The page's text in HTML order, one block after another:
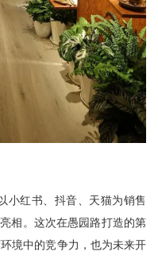
小红书、抖音、天猫为销售
相。这次在愚园路打造的第
境中的竞争力，也为未来开